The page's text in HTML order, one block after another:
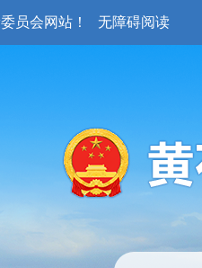
员会网站！ 无障碍阅读